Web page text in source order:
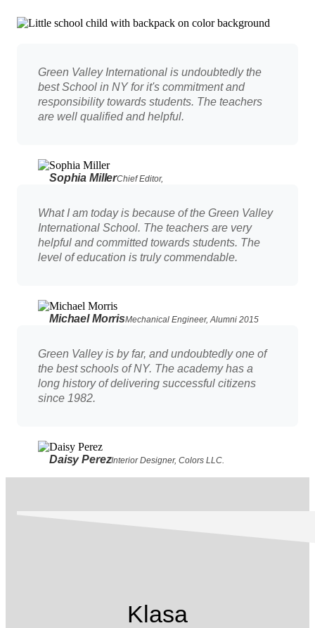
Green Valley International is undoubtedly the
best School in NY for it's commitment and
responsibility towards students. The teachers
are well qualified and helpful.
Sophia MillerChief Editor,
What I am today is because of the Green Valley
International School. The teachers are very
helpful and committed towards students. The
level of education is truly commendable.
Michael MorrisMechanical Engineer, Alumni 2015
Green Valley is by far, and undoubtedly one of
the best schools of NY. The academy has a
long history of delivering successful citizens
since 1982.
Daisy PerezInterior Designer, Colors LLC.
Klasa